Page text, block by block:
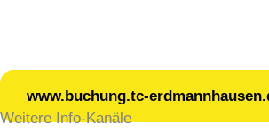
www.buchung.tc-
Weitere Info-Kanäle